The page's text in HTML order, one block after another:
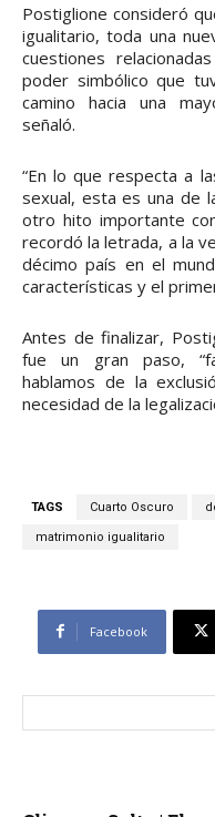
Postiglione consideró
igualitario, toda una
cuestiones
poder simbólico que
camino hacia una
señaló.
“En lo que respecta a
sexual, esta es una de
otro hito importante
recordó la letrada, a la
décimo país en el
características y el
Antes de finalizar,
fue un gran paso,
hablamos de la
necesidad de la
TAGS Cuarto Oscuro
matrimonio igualitario
Facebook